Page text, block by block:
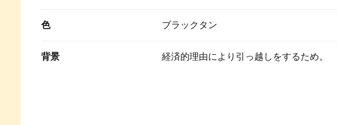
色 ブラックタン
背景 経済的理由により引っ越しをするため。